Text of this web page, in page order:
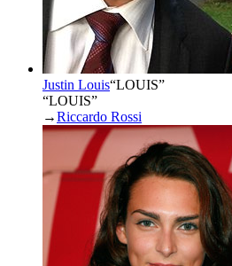
Justin Louis“LOUIS”
“LOUIS”
→Riccardo Rossi